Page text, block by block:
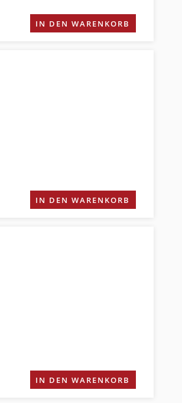
IN DEN WARENKORB
IN DEN WARENKORB
IN DEN WARENKORB